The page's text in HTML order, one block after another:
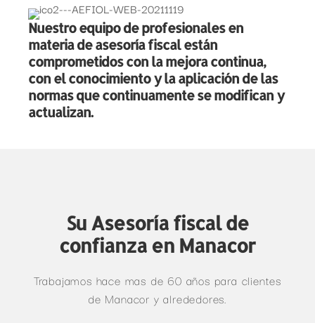
Nuestro equipo de profesionales en
materia de asesoría fiscal están
comprometidos con la mejora continua,
con el conocimiento y la aplicación de las
normas que continuamente se modifican y
actualizan.
Su Asesoría fiscal de
confianza en Manacor
Trabajamos hace mas de 60 años para clientes
de Manacor y alrededores.